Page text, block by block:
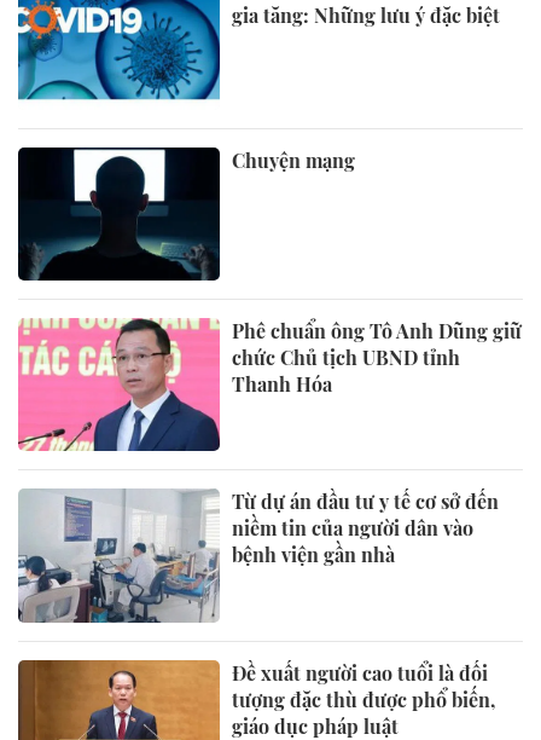
gia tăng: Những lưu ý đặc biệt
Chuyện mạng
Phê chuẩn ông Tô Anh Dũng giữ
chức Chủ tịch UBND tỉnh
Thanh Hóa
Từ dự án đầu tư y tế cơ sở đến
niềm tin của người dân vào
bệnh viện gần nhà
Đề xuất người cao tuổi là đối
tượng đặc thù được phổ biến,
giáo dục pháp luật